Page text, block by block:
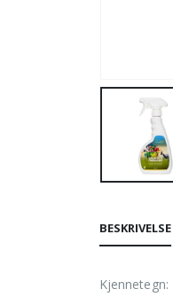
BESKRIVELSE
Kjennetegn: